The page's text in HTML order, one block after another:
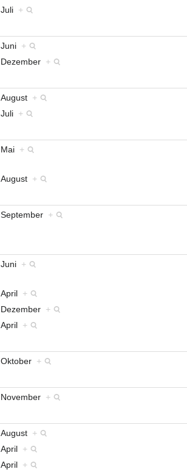
Juli +
Juni +
Dezember +
August +
Juli +
Mai +
August +
September +
Juni +
April +
Dezember +
April +
Oktober +
November +
August +
April +
April +